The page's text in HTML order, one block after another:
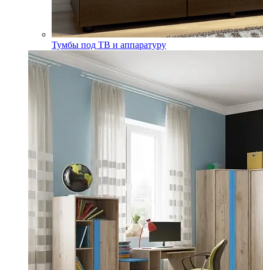
Тумбы под ТВ и аппаратуру